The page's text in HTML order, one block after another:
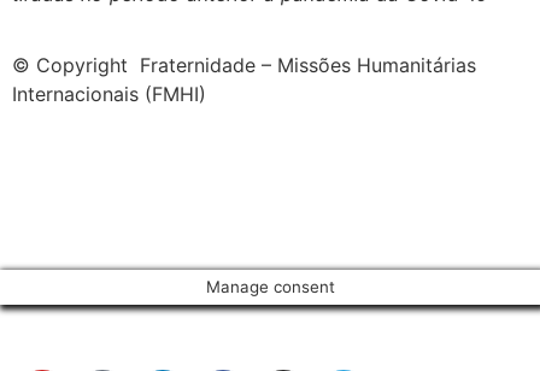
© Copyright Fraternidade – Missões Humanitárias
Internacionais (FMHI)
Manage consent